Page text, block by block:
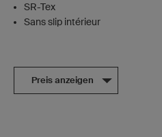
SR-Tex
Sans slip intérieur
Preis anzeigen